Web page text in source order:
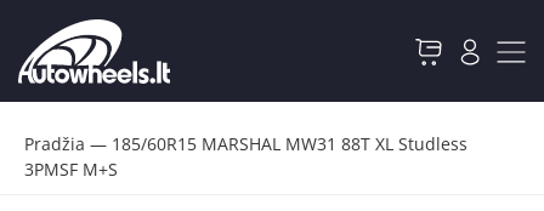
Pradžia — 185/60R15 MARSHAL MW31 88T XL Studless
3PMSF M+S